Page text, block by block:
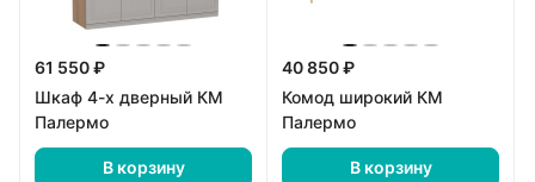
61 550 ₽
Шкаф 4-х дверный КМ
Палермо
В корзину
40 850 ₽
Комод широкий КМ
Палермо
В корзину